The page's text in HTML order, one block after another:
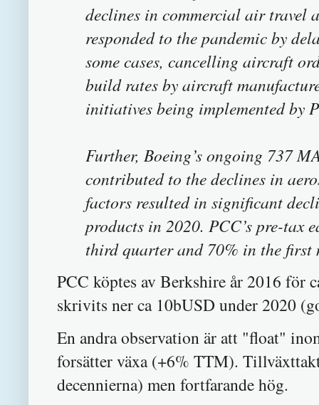
declines in commercial air
responded to the pandemic by
some cases, cancelling aircraft
build rates by aircraft
initiatives being implemented by
Further, Boeing’s ongoing 737
contributed to the declines in
factors resulted in significant
products in 2020. PCC’s pre-tax
third quarter and 70% in the first
PCC köptes av Berkshire år 2016 för
skrivits ner ca 10bUSD under 2020
En andra observation är att "float"
forsätter växa (+6% TTM).
decennierna) men fortfarande hög.